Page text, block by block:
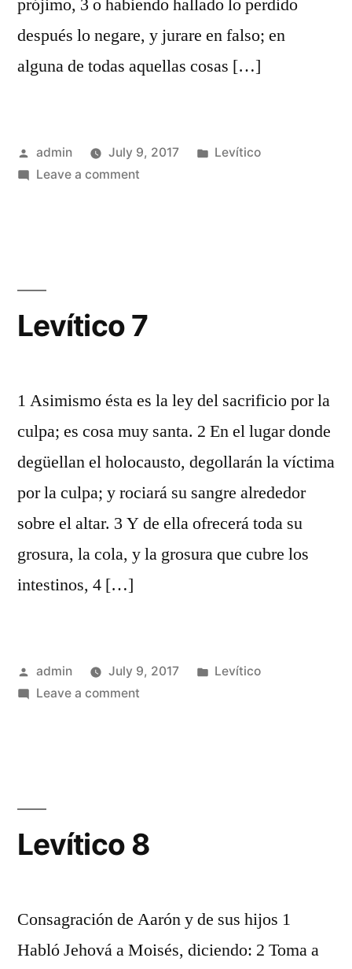
prójimo, 3 o habiendo hallado lo perdido
después lo negare, y jurare en falso; en
alguna de todas aquellas cosas […]
Posted
by
admin July 9, 2017
Posted
Levítico
Leave a commenton
Levítico 7
1 Asimismo ésta es la ley del sacrificio por la
culpa; es cosa muy santa. 2 En el lugar donde
degüellan el holocausto, degollarán la víctima
por la culpa; y rociará su sangre alrededor
sobre el altar. 3 Y de ella ofrecerá toda su
grosura, la cola, y la grosura que cubre los
intestinos, 4 […]
Posted
by
admin July 9, 2017
Posted
Levítico
Leave a commenton
Levítico 8
Consagración de Aarón y de sus hijos 1
Habló Jehová a Moisés, diciendo: 2 Toma a